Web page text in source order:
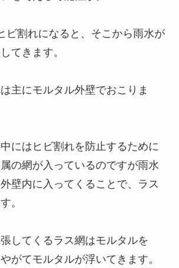
ビ割れになると、そこから雨水が
てきます。
主にモルタル外壁でおこりま
にはヒビ割れを防止するために
の網が入っているのですが雨水
壁内に入ってくることで、ラス
。
してくるラス網はモルタルを
がてモルタルが浮いてきます。